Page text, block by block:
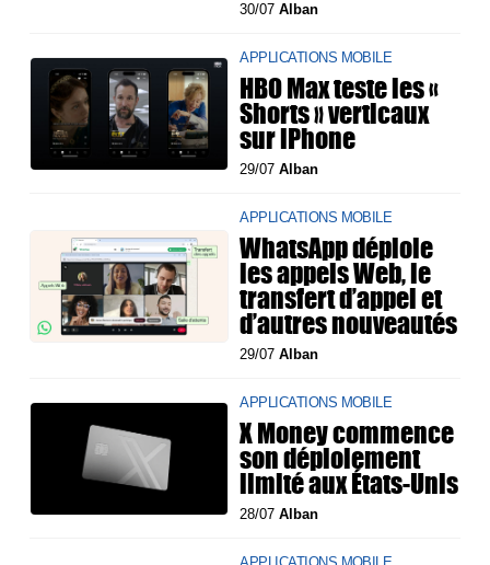
30/07Alban
APPLICATIONS MOBILE
HBO Max teste les «
Shorts » verticaux
sur iPhone
29/07Alban
APPLICATIONS MOBILE
WhatsApp déploie
les appels Web, le
transfert d’appel et
d’autres nouveautés
29/07Alban
APPLICATIONS MOBILE
X Money commence
son déploiement
limité aux États-Unis
28/07Alban